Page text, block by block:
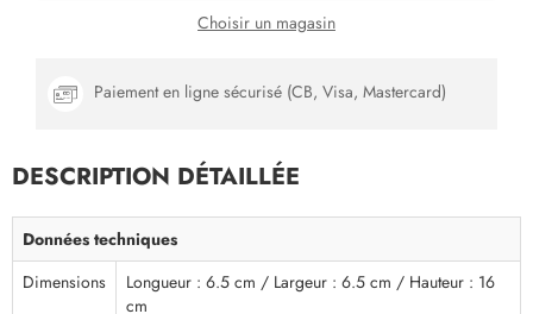
Choisir un magasin
Paiement en ligne sécurisé (CB, Visa, Mastercard)
DESCRIPTION DÉTAILLÉE
Données techniques
Dimensions
Longueur : 6.5 cm / Largeur : 6.5 cm / Hauteur : 16
cm